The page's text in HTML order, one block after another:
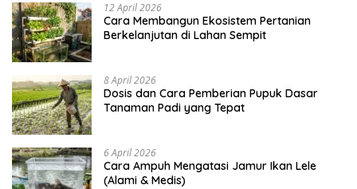
12 April 2026
Cara Membangun Ekosistem Pertanian
Berkelanjutan di Lahan Sempit
8 April 2026
Dosis dan Cara Pemberian Pupuk Dasar
Tanaman Padi yang Tepat
6 April 2026
Cara Ampuh Mengatasi Jamur Ikan Lele
(Alami & Medis)